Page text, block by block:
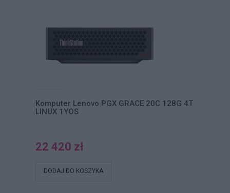
Komputer Lenovo PGX GRACE 20C 128G 4T
LINUX 1YOS
22 420 zł
DODAJ DO KOSZYKA